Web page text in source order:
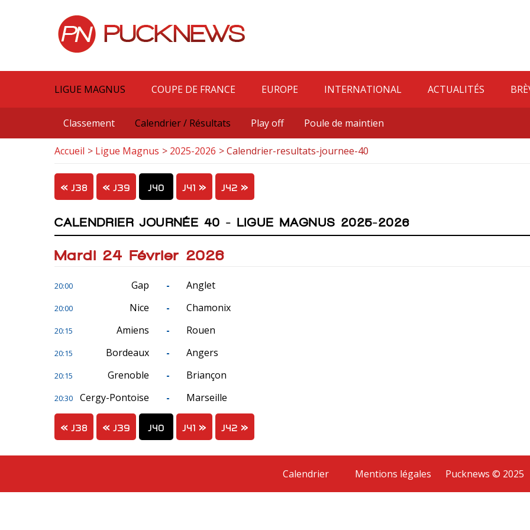
LIGUE MAGNUS COUPE DE FRANCE EUROPE INTERNATIONAL ACTUALITÉS
Classement Calendrier / Résultats Play off Poule de maintien
Accueil Ligue Magnus 2025-2026 Calendrier-resultats-journee-40
J38 J39 J40 J41 J42
CALENDRIER JOURNÉE 40 - LIGUE MAGNUS 2025-2026
Mardi 24 Février 2026
20:00 Gap - Anglet
20:00 Nice - Chamonix
20:15 Amiens - Rouen
20:15 Bordeaux - Angers
20:15 Grenoble - Briançon
20:30 Cergy-Pontoise - Marseille
J38 J39 J40 J41 J42
Calendrier Mentions légales Pucknews © 2025